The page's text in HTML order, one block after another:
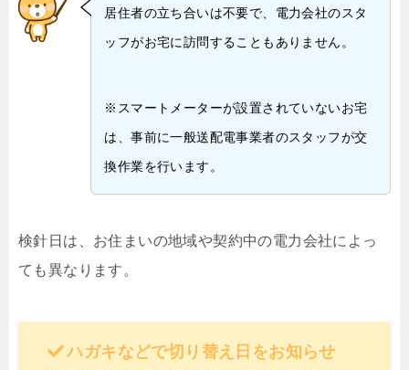
居住者の立ち合いは不要で、電力会社のスタ
ッフがお宅に訪問することもありません。
※スマートメーターが設置されていないお宅
は、事前に一般送配電事業者のスタッフが交
換作業を行います。
検針日は、お住まいの地域や契約中の電力会社によっ
ても異なります。
ハガキなどで切り替え日をお知らせ